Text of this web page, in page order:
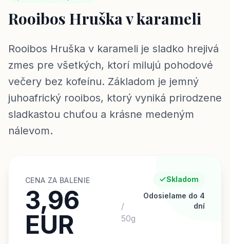
Rooibos Hruška v karameli
Rooibos Hruška v karameli je sladko hrejivá
zmes pre všetkých, ktorí milujú pohodové
večery bez kofeínu. Základom je jemný
juhoafrický rooibos, ktorý vyniká prirodzene
sladkastou chuťou a krásne medeným
nálevom.
CENA ZA BALENIE
3,96
EUR
/
50g
Skladom
Odosielame do 4
dní